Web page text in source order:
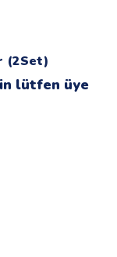
(2Set)
lütfen üye